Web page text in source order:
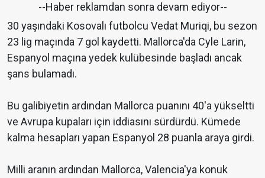
--Haber reklamdan sonra devam ediyor--
30 yaşındaki Kosovalı futbolcu Vedat Muriqi, bu sezon
23 lig maçında 7 gol kaydetti. Mallorca'da Cyle Larin,
Espanyol maçına yedek kulübesinde başladı ancak
şans bulamadı.
Bu galibiyetin ardından Mallorca puanını 40'a yükseltti
ve Avrupa kupaları için iddiasını sürdürdü. Kümede
kalma hesapları yapan Espanyol 28 puanla araya girdi.
Milli aranın ardından Mallorca, Valencia'ya konuk